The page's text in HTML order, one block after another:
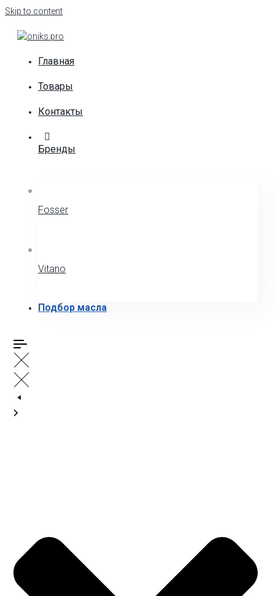
Skip to content
Главная
Товары
Контакты
Бренды
Fosser
Vitano
Подбор масла